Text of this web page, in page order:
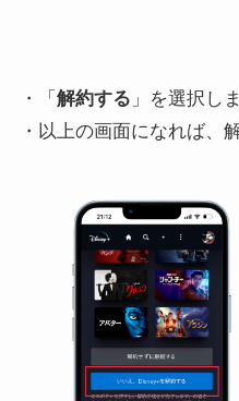
・「 解約する 」を選択し
・以上の画面になれば、